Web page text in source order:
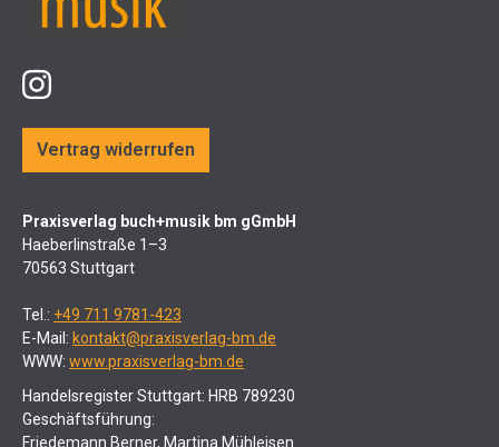
Vertrag widerrufen
Praxisverlag buch+musik bm gGmbH
Haeberlinstraße 1–3
70563 Stuttgart
Tel.: +49 711 9781-423
E-Mail: kontakt@praxisverlag-bm.de
WWW: www.praxisverlag-bm.de
Handelsregister Stuttgart: HRB 789230
Geschäftsführung:
Friedemann Berner, Martina Mühleisen